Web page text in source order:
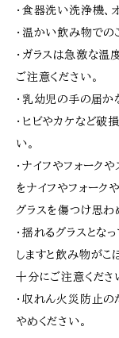
・食器洗い洗浄機、
・温かい飲み物での
・ガラスは急激な
ご注意ください。
・乳幼児の手の届か
・ヒビやカケなど破
い。
・ナイフやフォーク
をナイフやフォーク
グラスを傷つけ思わ
・揺れるグラスとな
しますと飲み物がこ
十分にご注意くださ
・収れん火災防止
やめください。